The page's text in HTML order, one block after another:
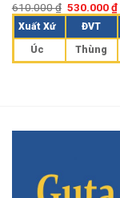
Được xếp
hạng 5.00
5 sao
610.000₫ 530.000₫
Xuất Xứ ĐVT
Úc Thùng